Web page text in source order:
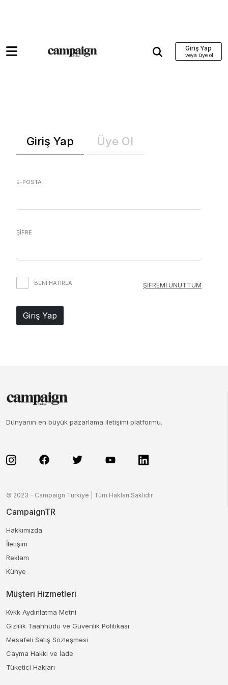
Giriş Yap
Giriş Yap Üye Ol
E-POSTA
ŞİFRE
BENI HATIRLA ŞİFREMİ UNUTTUM
Giriş Yap
Dünyanın en büyük pazarlama iletişimi platformu.
© 2023 - Campaign Türkiye | Tüm Hakları Saklıdır.
CampaignTR
Hakkımızda
İletişim
Reklam
Künye
Müşteri Hizmetleri
Kvkk Aydınlatma Metni
Gizlilik Taahhüdü ve Güvenlik Politikası
Mesafeli Satış Sözleşmesi
Cayma Hakkı ve İade
Tüketici Hakları